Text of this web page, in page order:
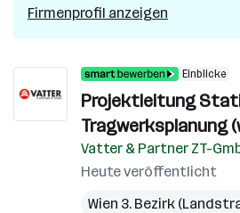
Firmenprofil anzeigen
Einblicke
Projektleitung
Tragwerksplanung
Vatter & Partner ZT-
Heute veröffentlicht
Wien 3. Bezirk